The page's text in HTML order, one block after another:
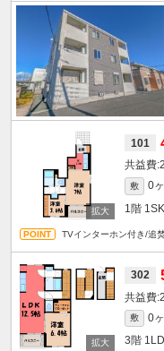
101
敷 0
1階
TVインターホン付き/追
302
敷 0
3階